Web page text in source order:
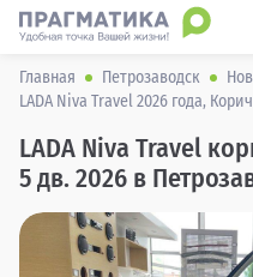
Главная Петрозаводск
LADA Niva Travel 2026 года,
LADA Niva Travel
5 дв. 2026 в